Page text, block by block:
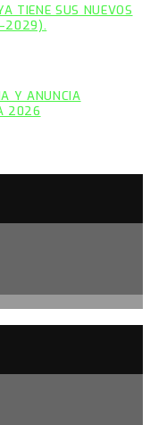
TIENE SUS NUEVOS
Y ANUNCIA
2026